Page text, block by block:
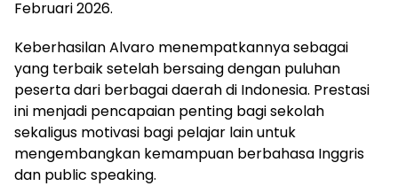
Februari 2026.
Keberhasilan Alvaro menempatkannya sebagai
yang terbaik setelah bersaing dengan puluhan
peserta dari berbagai daerah di Indonesia. Prestasi
ini menjadi pencapaian penting bagi sekolah
sekaligus motivasi bagi pelajar lain untuk
mengembangkan kemampuan berbahasa Inggris
dan public speaking.